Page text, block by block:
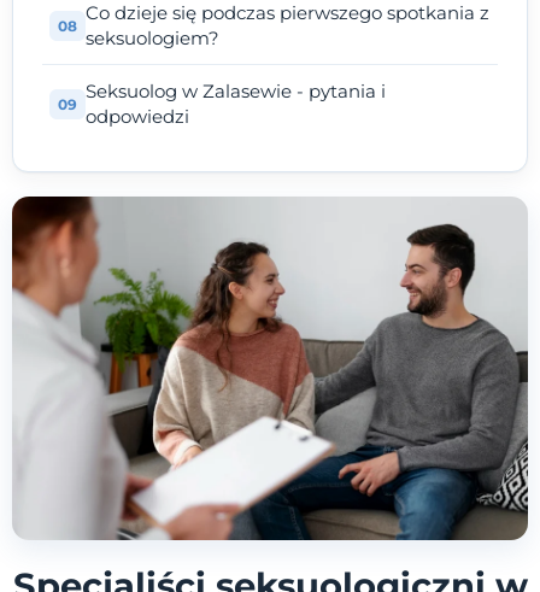
Co dzieje się podczas pierwszego spotkania z
seksuologiem?
Seksuolog w Zalasewie - pytania i
odpowiedzi